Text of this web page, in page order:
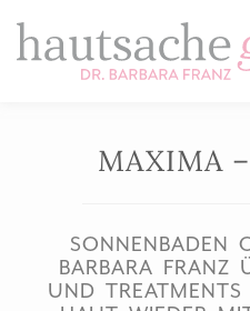
Zum
MAXIMA
SONNENBADEN
BARBARA FRANZ
UND